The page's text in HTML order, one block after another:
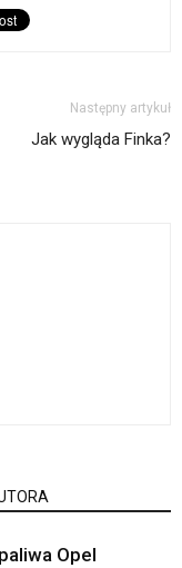
Następny artykuł
Jak wygląda Finka?
Opel